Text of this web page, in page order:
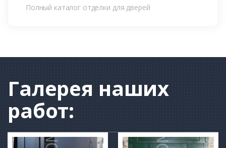
Полный каталог отделки для дверей
Галерея наших
работ: